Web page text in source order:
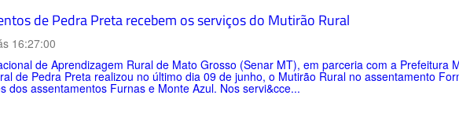
de Pedra Preta recebem os serviços do Mutirão Rural
16:27:00
de Aprendizagem Rural de Mato Grosso (Senar MT), em parceria com a Prefeitura
de Pedra Preta realizou no último dia 09 de junho, o Mutirão Rural no assentamento
dos assentamentos Furnas e Monte Azul. Nos servi&cce...